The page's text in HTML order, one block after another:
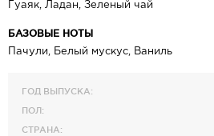
Гуаяк, Ладан, Зеленый чай
БАЗОВЫЕ НОТЫ
Пачули, Белый мускус, Ваниль
ГОД ВЫПУСКА:
ПОЛ:
СТРАНА: